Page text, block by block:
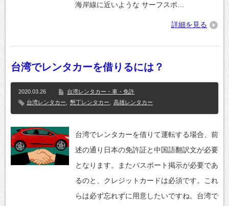
海岸線に近いような サーフスポ…
詳細を見る
台湾でレンタカーを借りるには？
2020.03.26
台湾レンタカー・車・免許
台湾レンタカー
懇丁レンタカー 高雄レンタカー
台湾でレンタカーを借りて運転する場合、前
述の通り日本の免許証と中国語翻訳文が必要
となります。またパスポート掲示が必要であ
るのと、クレジットカードは必須です。これ
らは必ず忘れずに用意したいですね。台湾で